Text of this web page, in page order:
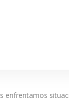
enfrentamos